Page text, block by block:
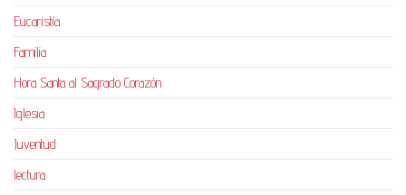
Eucaristía
Familia
Hora Santa al Sagrado Corazón
Iglesia
Juventud
lectura